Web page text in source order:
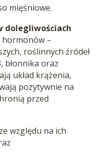
mięśniowe.
dolegliwościach
hormonów –
roślinnych źródeł
błonnika oraz
układ krążenia,
pozytywnie na
przed
względu na ich